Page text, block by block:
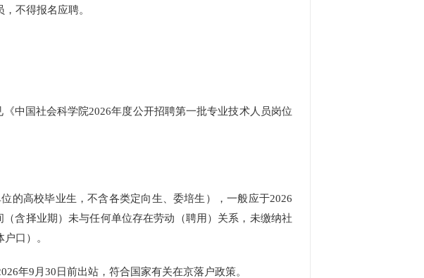
不得报名应聘。
国社会科学院2026年度公开招聘第一批专业技术人员岗位
高校毕业生，不含各类定向生、委培生），一般应于2026
含择业期）未与任何单位存在劳动（聘用）关系，未缴纳社
口）。
年9月30日前出站，符合国家有关在京落户政策。